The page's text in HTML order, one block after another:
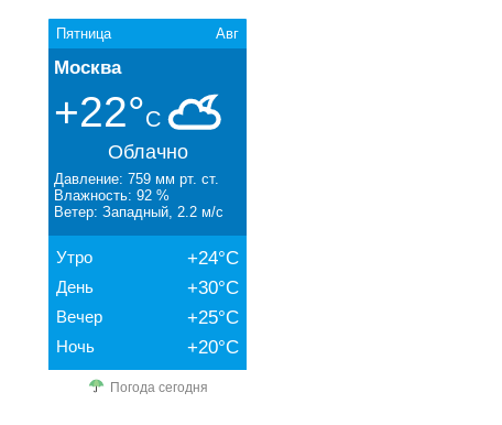
Пятница Авг
Москва
+22°C
Облачно
Давление: 759 мм рт. ст.
Влажность: 92 %
Ветер: Западный, 2.2 м/с
Утро +24°C
День +30°C
Вечер +25°C
Ночь +20°C
Погода сегодня